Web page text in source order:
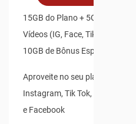
15GB do Plano + 5GB Redes
Vídeos (IG, Face, TikTok, X,
10GB de Bônus Especial
Aproveite no seu plano:
Instagram, Tik Tok, X(Twitter),
e Facebook